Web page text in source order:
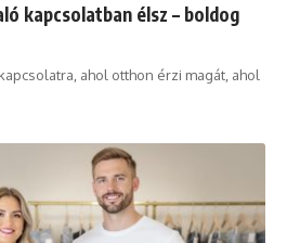
kapcsolatban élsz – boldog
ahol otthon érzi magát, ahol